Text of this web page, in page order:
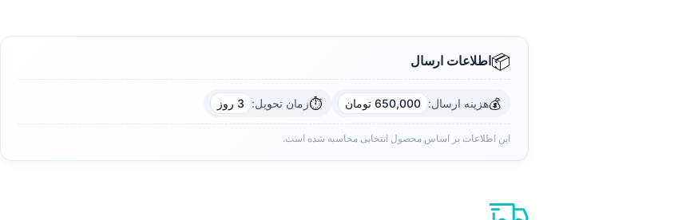
📦اطلاعات ارسال
💰هزینه ارسال: 650,000 تومان ⏱️زمان تحویل: 3 روز
این اطلاعات بر اساس محصول انتخابی محاسبه شده است.